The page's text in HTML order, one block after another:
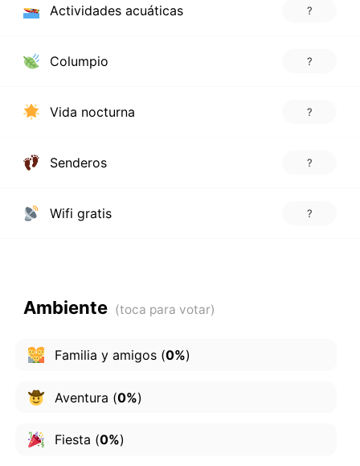
Actividades acuáticas ?
Columpio ?
Vida nocturna ?
Senderos ?
Wifi gratis ?
Ambiente
Familia y amigos(0%)
Aventura (0%)
Fiesta (0%)